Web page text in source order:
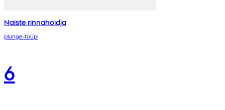
Naiste rinnahoidja
plunge-tüüpi
6